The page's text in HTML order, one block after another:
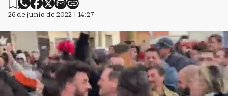
26 de junio de 2022 | 14:27